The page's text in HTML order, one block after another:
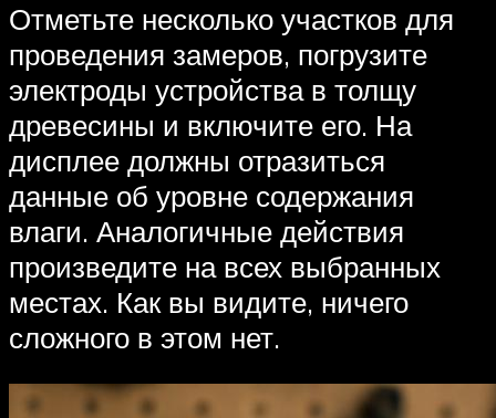
Отметьте несколько участков для
проведения замеров, погрузите
электроды устройства в толщу
древесины и включите его. На
дисплее должны отразиться
данные об уровне содержания
влаги. Аналогичные действия
произведите на всех выбранных
местах. Как вы видите, ничего
сложного в этом нет.